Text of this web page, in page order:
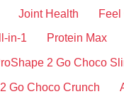
Joint Health Feel
in-1 Protein Max
2 Go Choco
Go Choco Crunch